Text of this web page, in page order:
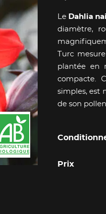
Le Dahlia
diamètre,
Turc
plantée en
compacte.
simples, est
de son
Prix